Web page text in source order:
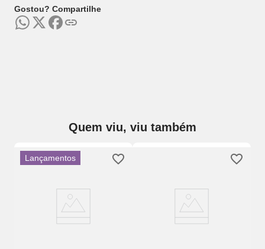
Gostou? Compartilhe
Quem viu, viu também
Lançamentos